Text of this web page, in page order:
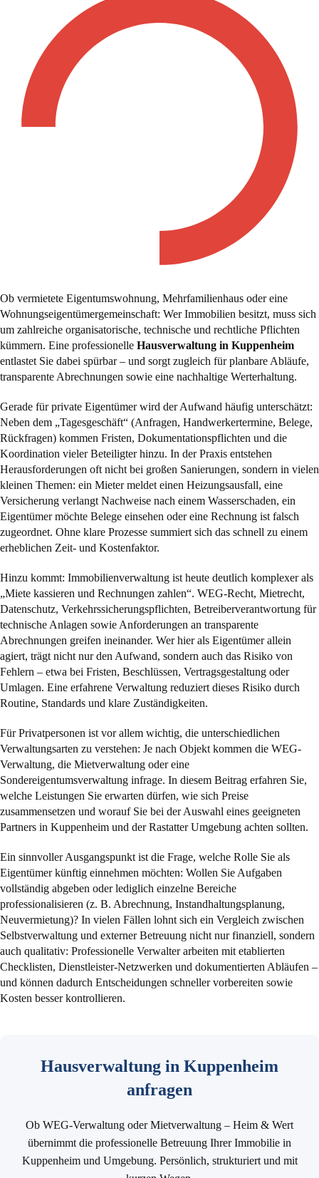
Ob vermietete Eigentumswohnung, Mehrfamilienhaus oder eine
Wohnungseigentümergemeinschaft: Wer Immobilien besitzt, muss sich
um zahlreiche organisatorische, technische und rechtliche Pflichten
kümmern. Eine professionelle Hausverwaltung in Kuppenheim
entlastet Sie dabei spürbar – und sorgt zugleich für planbare Abläufe,
transparente Abrechnungen sowie eine nachhaltige Werterhaltung.
Gerade für private Eigentümer wird der Aufwand häufig unterschätzt:
Neben dem „Tagesgeschäft“ (Anfragen, Handwerkertermine, Belege,
Rückfragen) kommen Fristen, Dokumentationspflichten und die
Koordination vieler Beteiligter hinzu. In der Praxis entstehen
Herausforderungen oft nicht bei großen Sanierungen, sondern in vielen
kleinen Themen: ein Mieter meldet einen Heizungsausfall, eine
Versicherung verlangt Nachweise nach einem Wasserschaden, ein
Eigentümer möchte Belege einsehen oder eine Rechnung ist falsch
zugeordnet. Ohne klare Prozesse summiert sich das schnell zu einem
erheblichen Zeit- und Kostenfaktor.
Hinzu kommt: Immobilienverwaltung ist heute deutlich komplexer als
„Miete kassieren und Rechnungen zahlen“. WEG-Recht, Mietrecht,
Datenschutz, Verkehrssicherungspflichten, Betreiberverantwortung für
technische Anlagen sowie Anforderungen an transparente
Abrechnungen greifen ineinander. Wer hier als Eigentümer allein
agiert, trägt nicht nur den Aufwand, sondern auch das Risiko von
Fehlern – etwa bei Fristen, Beschlüssen, Vertragsgestaltung oder
Umlagen. Eine erfahrene Verwaltung reduziert dieses Risiko durch
Routine, Standards und klare Zuständigkeiten.
Für Privatpersonen ist vor allem wichtig, die unterschiedlichen
Verwaltungsarten zu verstehen: Je nach Objekt kommen die WEG-
Verwaltung, die Mietverwaltung oder eine
Sondereigentumsverwaltung infrage. In diesem Beitrag erfahren Sie,
welche Leistungen Sie erwarten dürfen, wie sich Preise
zusammensetzen und worauf Sie bei der Auswahl eines geeigneten
Partners in Kuppenheim und der Rastatter Umgebung achten sollten.
Ein sinnvoller Ausgangspunkt ist die Frage, welche Rolle Sie als
Eigentümer künftig einnehmen möchten: Wollen Sie Aufgaben
vollständig abgeben oder lediglich einzelne Bereiche
professionalisieren (z. B. Abrechnung, Instandhaltungsplanung,
Neuvermietung)? In vielen Fällen lohnt sich ein Vergleich zwischen
Selbstverwaltung und externer Betreuung nicht nur finanziell, sondern
auch qualitativ: Professionelle Verwalter arbeiten mit etablierten
Checklisten, Dienstleister-Netzwerken und dokumentierten Abläufen –
und können dadurch Entscheidungen schneller vorbereiten sowie
Kosten besser kontrollieren.
Hausverwaltung in Kuppenheim
anfragen
Ob WEG-Verwaltung oder Mietverwaltung – Heim & Wert
übernimmt die professionelle Betreuung Ihrer Immobilie in
Kuppenheim und Umgebung. Persönlich, strukturiert und mit